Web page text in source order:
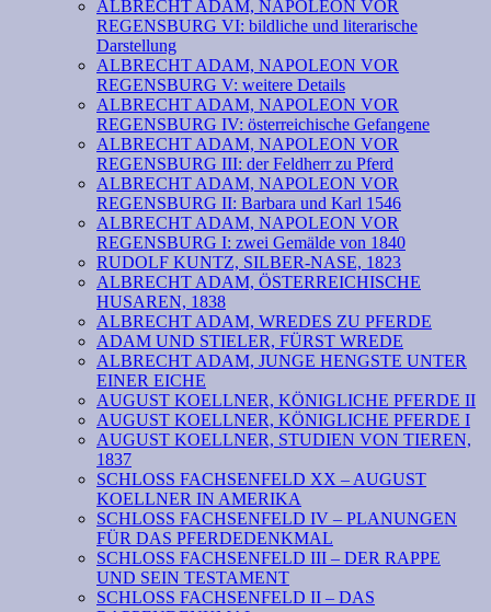
ALBRECHT ADAM, NAPOLEON VOR
REGENSBURG VI: bildliche und literarische
Darstellung
ALBRECHT ADAM, NAPOLEON VOR
REGENSBURG V: weitere Details
ALBRECHT ADAM, NAPOLEON VOR
REGENSBURG IV: österreichische Gefangene
ALBRECHT ADAM, NAPOLEON VOR
REGENSBURG III: der Feldherr zu Pferd
ALBRECHT ADAM, NAPOLEON VOR
REGENSBURG II: Barbara und Karl 1546
ALBRECHT ADAM, NAPOLEON VOR
REGENSBURG I: zwei Gemälde von 1840
RUDOLF KUNTZ, SILBER-NASE, 1823
ALBRECHT ADAM, ÖSTERREICHISCHE
HUSAREN, 1838
ALBRECHT ADAM, WREDES ZU PFERDE
ADAM UND STIELER, FÜRST WREDE
ALBRECHT ADAM, JUNGE HENGSTE UNTER
EINER EICHE
AUGUST KOELLNER, KÖNIGLICHE PFERDE II
AUGUST KOELLNER, KÖNIGLICHE PFERDE I
AUGUST KOELLNER, STUDIEN VON TIEREN,
1837
SCHLOSS FACHSENFELD XX – AUGUST
KOELLNER IN AMERIKA
SCHLOSS FACHSENFELD IV – PLANUNGEN
FÜR DAS PFERDEDENKMAL
SCHLOSS FACHSENFELD III – DER RAPPE
UND SEIN TESTAMENT
SCHLOSS FACHSENFELD II – DAS